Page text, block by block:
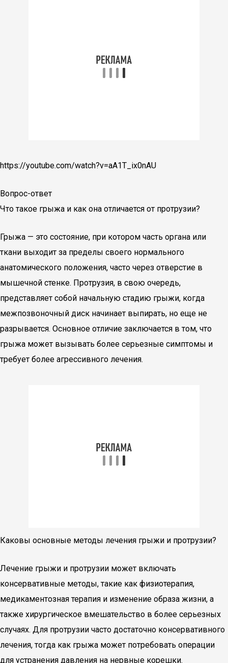
https://youtube.com/watch?v=aA1T_ix0nAU
Вопрос-ответ
Что такое грыжа и как она отличается от протрузии?
Грыжа — это состояние, при котором часть органа или
ткани выходит за пределы своего нормального
анатомического положения, часто через отверстие в
мышечной стенке. Протрузия, в свою очередь,
представляет собой начальную стадию грыжи, когда
межпозвоночный диск начинает выпирать, но еще не
разрывается. Основное отличие заключается в том, что
грыжа может вызывать более серьезные симптомы и
требует более агрессивного лечения.
Каковы основные методы лечения грыжи и протрузии?
Лечение грыжи и протрузии может включать
консервативные методы, такие как физиотерапия,
медикаментозная терапия и изменение образа жизни, а
также хирургическое вмешательство в более серьезных
случаях. Для протрузии часто достаточно консервативного
лечения, тогда как грыжа может потребовать операции
для устранения давления на нервные корешки.